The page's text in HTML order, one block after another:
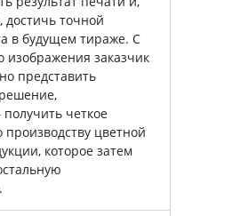
достичь точной
в будущем тираже. С
изображения заказчик
представить
четкое
производству цветной
которое затем